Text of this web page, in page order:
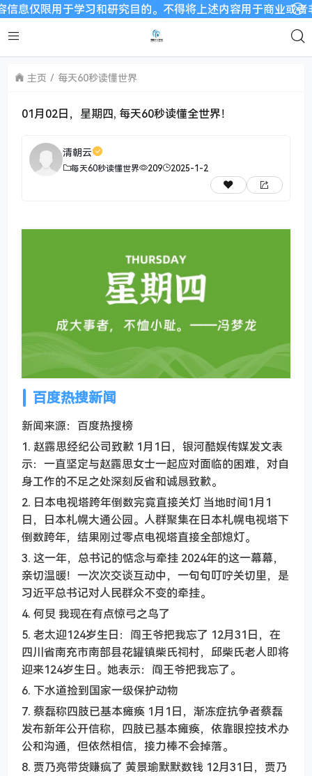
用于学习和研究目的。不得将上述内容用于商业或者非法
主页 每天60秒读懂世界
01月02日，星期四, 每天60秒读懂全世界！
清朝云
每天60秒读懂世界 209 2025-1-2
百度热搜新闻
新闻来源：百度热搜榜
1. 赵露思经纪公司致歉 1月1日，银河酷娱传媒发文表
示：一直坚定与赵露思女士一起应对面临的困难，对自
身工作的不足之处深刻反省和诚恳致歉。
2. 日本电视塔跨年倒数完竟直接关灯 当地时间1月1
日，日本札幌大通公园。人群聚集在日本札幌电视塔下
倒数跨年，结果刚过零点电视塔直接全部熄灯。
3. 这一年，总书记的惦念与牵挂 2024年的这一幕幕，
亲切温暖！一次次交谈互动中，一句句叮咛关切里，是
习近平总书记对人民群众不变的牵挂。
4. 何炅 我现在有点惊弓之鸟了
5. 老太迎124岁生日：阎王爷把我忘了 12月31日，在
四川省南充市南部县花罐镇柴氏祠村，邱柴氏老人即将
迎来124岁生日。她表示：阎王爷把我忘了。
6. 下水道捡到国家一级保护动物
7. 蔡磊称四肢已基本瘫痪 1月1日，渐冻症抗争者蔡磊
发布新年公开信称，四肢已基本瘫痪，依靠眼控技术办
公和沟通，但依然相信，接力棒不会掉落。
8. 贾乃亮带货赚疯了 黄景瑜默默数钱 12月31日，贾乃